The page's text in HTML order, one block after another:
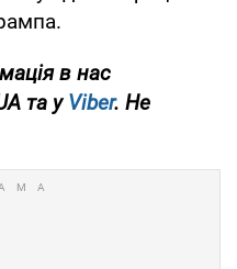
в нас
та уViber. Не